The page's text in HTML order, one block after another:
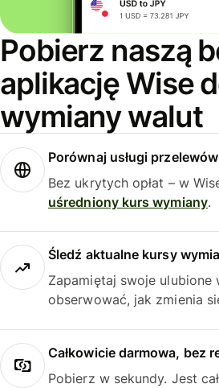
Pobierz naszą
aplikację Wise
wymiany walut
Porównaj usługi
Bez ukrytych opłat – w
uśredniony kurs wymiany.
Śledź aktualne kursy
Zapamiętaj swoje ulubione
obserwować, jak zmienia
Całkowicie darmowa, bez
Pobierz w sekundy. Jest